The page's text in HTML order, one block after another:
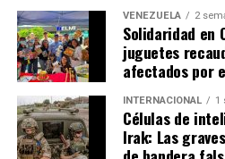
VENEZUELA 2
Solidaridad en
juguetes
afectados por
INTERNACIONAL 1
Células de
Irak: Las